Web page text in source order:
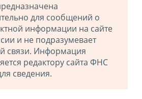
для сообщений о
информации на сайте
и не подразумевает
связи. Информация
редактору сайта ФНС
сведения.